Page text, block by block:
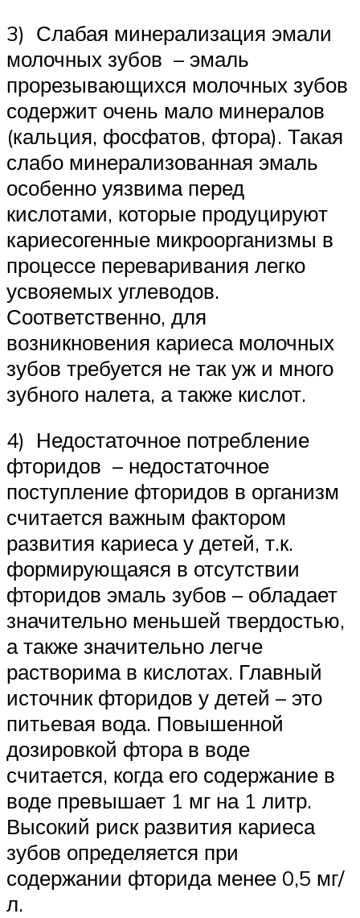
3) Слабая минерализация эмали
молочных зубов – эмаль
прорезывающихся молочных зубов
содержит очень мало минералов
(кальция, фосфатов, фтора). Такая
слабо минерализованная эмаль
особенно уязвима перед
кислотами, которые продуцируют
кариесогенные микроорганизмы в
процессе переваривания легко
усвояемых углеводов.
Соответственно, для
возникновения кариеса молочных
зубов требуется не так уж и много
зубного налета, а также кислот.
4) Недостаточное потребление
фторидов – недостаточное
поступление фторидов в организм
считается важным фактором
развития кариеса у детей, т.к.
формирующаяся в отсутствии
фторидов эмаль зубов – обладает
значительно меньшей твердостью,
а также значительно легче
растворима в кислотах. Главный
источник фторидов у детей – это
питьевая вода. Повышенной
дозировкой фтора в воде
считается, когда его содержание в
воде превышает 1 мг на 1 литр.
Высокий риск развития кариеса
зубов определяется при
содержании фторида менее 0,5 мг/
л.